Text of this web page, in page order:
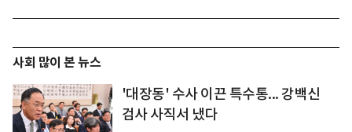
사회 많이 본 뉴스
'대장동' 수사 이끈 특수통... 강백신
검사 사직서 냈다